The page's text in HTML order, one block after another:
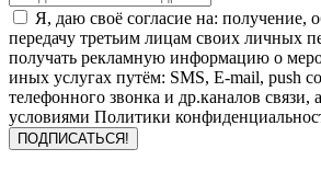
Я, даю своё согласие на: получение,
передачу третьим лицам своих личных
получать рекламную информацию о
иных услугах путём: SMS, E-mail, push
телефонного звонка и др.каналов связи,
условиями Политики